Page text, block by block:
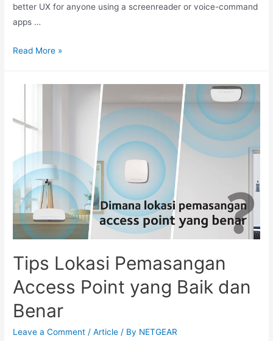
better UX for anyone using a screenreader or voice-command
apps …
Read More »
Tips Lokasi Pemasangan
Access Point yang Baik dan
Benar
Leave a Comment /Article / By NETGEAR